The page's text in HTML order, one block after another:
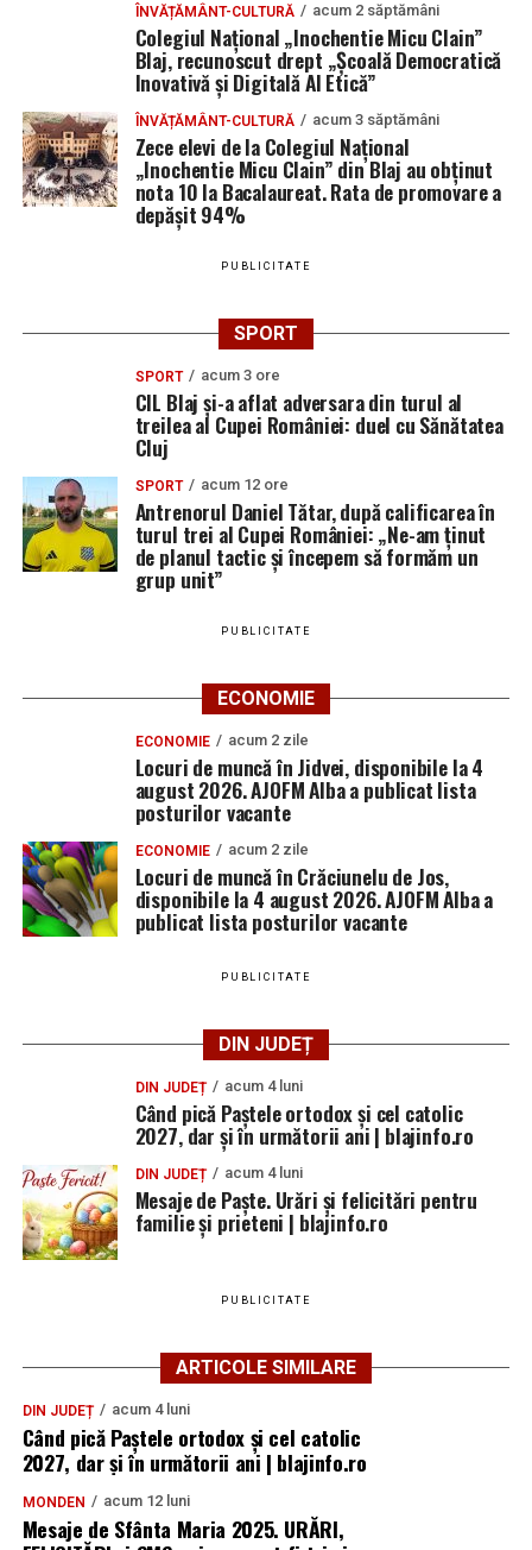
ÎNVĂȚĂMÂNT-CULTURĂ acum 2 săptămâni
Colegiul Național „Inochentie Micu Clain”
Blaj, recunoscut drept „Școală Democratică
Inovativă și Digitală AI Etică”
ÎNVĂȚĂMÂNT-CULTURĂ acum 3 săptămâni
Zece elevi de la Colegiul Național
„Inochentie Micu Clain” din Blaj au obținut
nota 10 la Bacalaureat. Rata de promovare a
depășit 94%
PUBLICITATE
SPORT
SPORT acum 3 ore
CIL Blaj și-a aflat adversara din turul al
treilea al Cupei României: duel cu Sănătatea
Cluj
SPORT acum 12 ore
Antrenorul Daniel Tătar, după calificarea în
turul trei al Cupei României: „Ne-am ținut
de planul tactic și începem să formăm un
grup unit”
PUBLICITATE
ECONOMIE
ECONOMIE acum 2 zile
Locuri de muncă în Jidvei, disponibile la 4
august 2026. AJOFM Alba a publicat lista
posturilor vacante
ECONOMIE acum 2 zile
Locuri de muncă în Crăciunelu de Jos,
disponibile la 4 august 2026. AJOFM Alba a
publicat lista posturilor vacante
PUBLICITATE
DIN JUDEȚ
DIN JUDEȚ acum 4 luni
Când pică Paștele ortodox și cel catolic
2027, dar și în următorii ani | blajinfo.ro
DIN JUDEȚ acum 4 luni
Mesaje de Paște. Urări și felicitări pentru
familie și prieteni | blajinfo.ro
PUBLICITATE
ARTICOLE SIMILARE
DIN JUDEȚ acum 4 luni
Când pică Paștele ortodox și cel catolic
2027, dar și în următorii ani | blajinfo.ro
MONDEN acum 12 luni
Mesaje de Sfânta Maria 2025. URĂRI,